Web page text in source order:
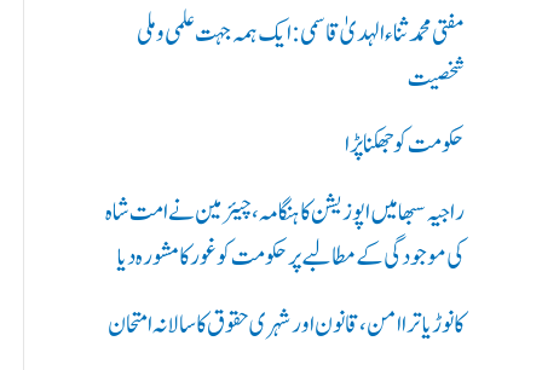
ی
ں
:
مفتی محمد ثناء الہدیٰ قاسمی: ایک ہمہ جہت علمی و ملی
شخصیت
حکومت کو جھکنا پڑا
راجیہ سبھا میں اپوزیشن کا ہنگامہ، چیئرمین نے امت شاہ
کی موجودگی کے مطالبے پر حکومت کو غور کا مشورہ دیا
کانوڑ یاترا امن،قانون اور شہری حقوق کا سالانہ امتحان